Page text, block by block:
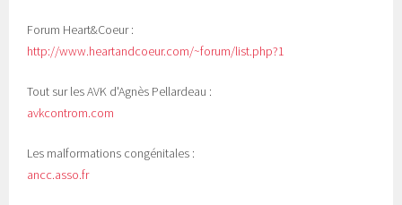
Forum Heart&Coeur :
http://www.heartandcoeur.com/~forum/list.php?1
Tout sur les AVK d'Agnès Pellardeau :
avkcontrom.com
Les malformations congénitales :
ancc.asso.fr